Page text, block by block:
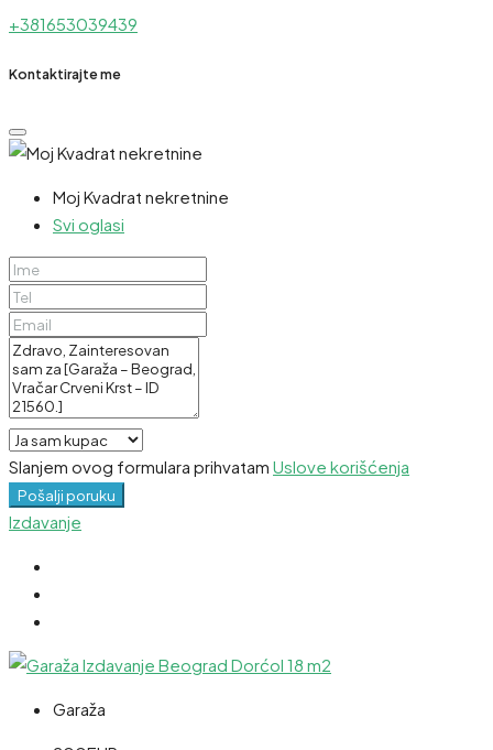
+381653039439
Kontaktirajte me
Moj Kvadrat nekretnine
Svi oglasi
Slanjem ovog formulara prihvatam Uslove korišćenja
Pošalji poruku
Izdavanje
Garaža